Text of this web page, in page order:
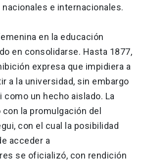
e internacionales.
en la educación
en consolidarse. Hasta 1877,
expresa que impidiera a
a la universidad, sin embargo
como un hecho aislado. La
la promulgación del
con el cual la posibilidad
acceder a
se oficializó, con rendición